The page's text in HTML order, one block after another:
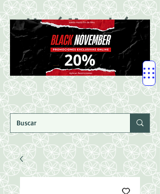
LLegó Mercadería
Nuevaaaaaa!!!!!